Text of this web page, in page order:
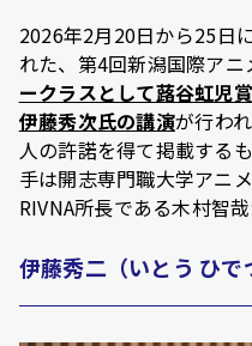
2026年2月20日から25日
れた、第4回新潟国際アニ
ークラスとして蕗谷虹児
伊藤秀次氏の講演が行わ
人の許諾を得て掲載する
手は開志専門職大学アニ
RIVNA所長である木村智哉
伊藤秀二（いとう ひで